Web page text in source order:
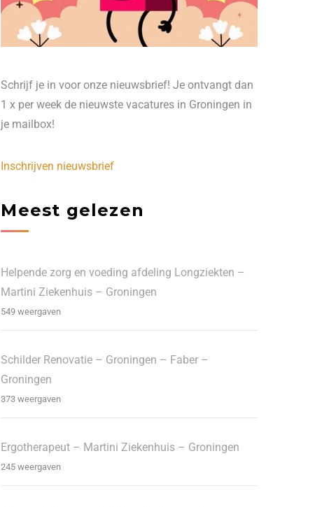
Schrijf je in voor onze nieuwsbrief! Je ontvangt dan
1 x per week de nieuwste vacatures in Groningen in
je mailbox!
Inschrijven nieuwsbrief
Meest gelezen
Helpende zorg en voeding afdeling Longziekten –
Martini Ziekenhuis – Groningen
549 weergaven
Schilder Renovatie – Groningen – Faber –
Groningen
373 weergaven
Ergotherapeut – Martini Ziekenhuis – Groningen
245 weergaven